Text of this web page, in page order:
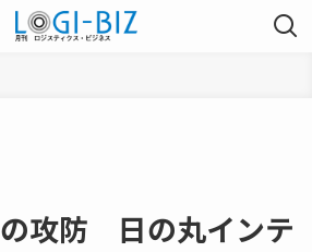
攻防 日の丸インテ